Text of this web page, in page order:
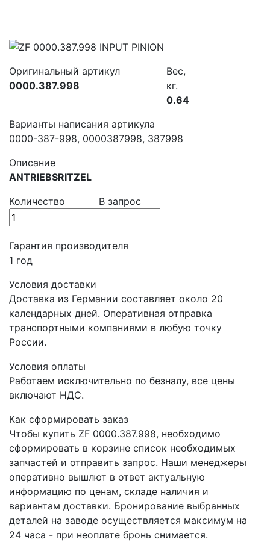
Оригинальный артикул
0000.387.998
Вес,
кг.
0.64
Варианты написания артикула
0000-387-998, 0000387998, 387998
Описание
ANTRIEBSRITZEL
Количество
В запрос
Гарантия производителя
1 год
Условия доставки
Доставка из Германии составляет около 20
календарных дней. Оперативная отправка
транспортными компаниями в любую точку
России.
Условия оплаты
Работаем исключительно по безналу, все цены
включают НДС.
Как сформировать заказ
Чтобы купить ZF 0000.387.998, необходимо
сформировать в корзине список необходимых
запчастей и отправить запрос. Наши менеджеры
оперативно вышлют в ответ актуальную
информацию по ценам, складе наличия и
вариантам доставки. Бронирование выбранных
деталей на заводе осуществляется максимум на
24 часа - при неоплате бронь снимается.